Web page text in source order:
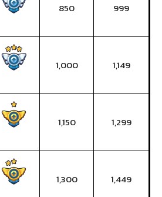
850 999
1,000 1,149
1,150 1,299
1,300 1,449